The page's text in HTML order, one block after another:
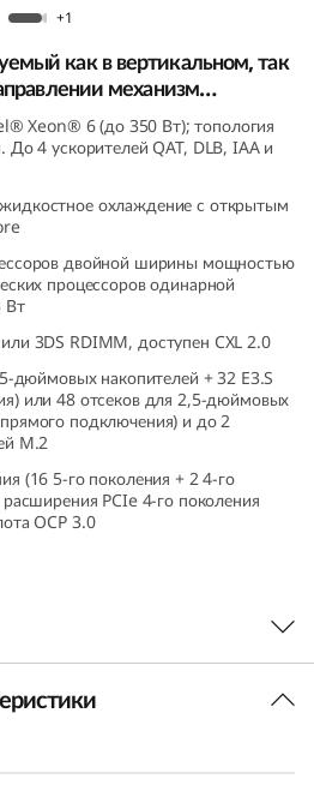
SR860 V4
+1
как в вертикальном, так
механизм
подходит для
Xeon® 6 (до 350 Вт); топология
4 ускорителей QAT, DLB, IAA и
охлаждение с открытым
двойной ширины мощностью
процессоров одинарной
Вт
3DS RDIMM, доступен CXL 2.0
дюймовых накопителей + 32 E3.S
или 48 отсеков для 2,5-дюймовых
подключения) и до 2
M.2
(16 5-го поколения + 2 4-го
PCIe 4-го поколения
OCP 3.0
при